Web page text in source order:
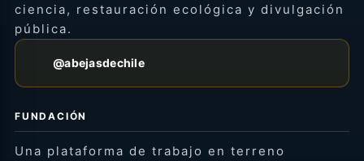
ciencia, restauración ecológica y divulgación
pública.
@abejasdechile
FUNDACIÓN
Una plataforma de trabajo en terreno